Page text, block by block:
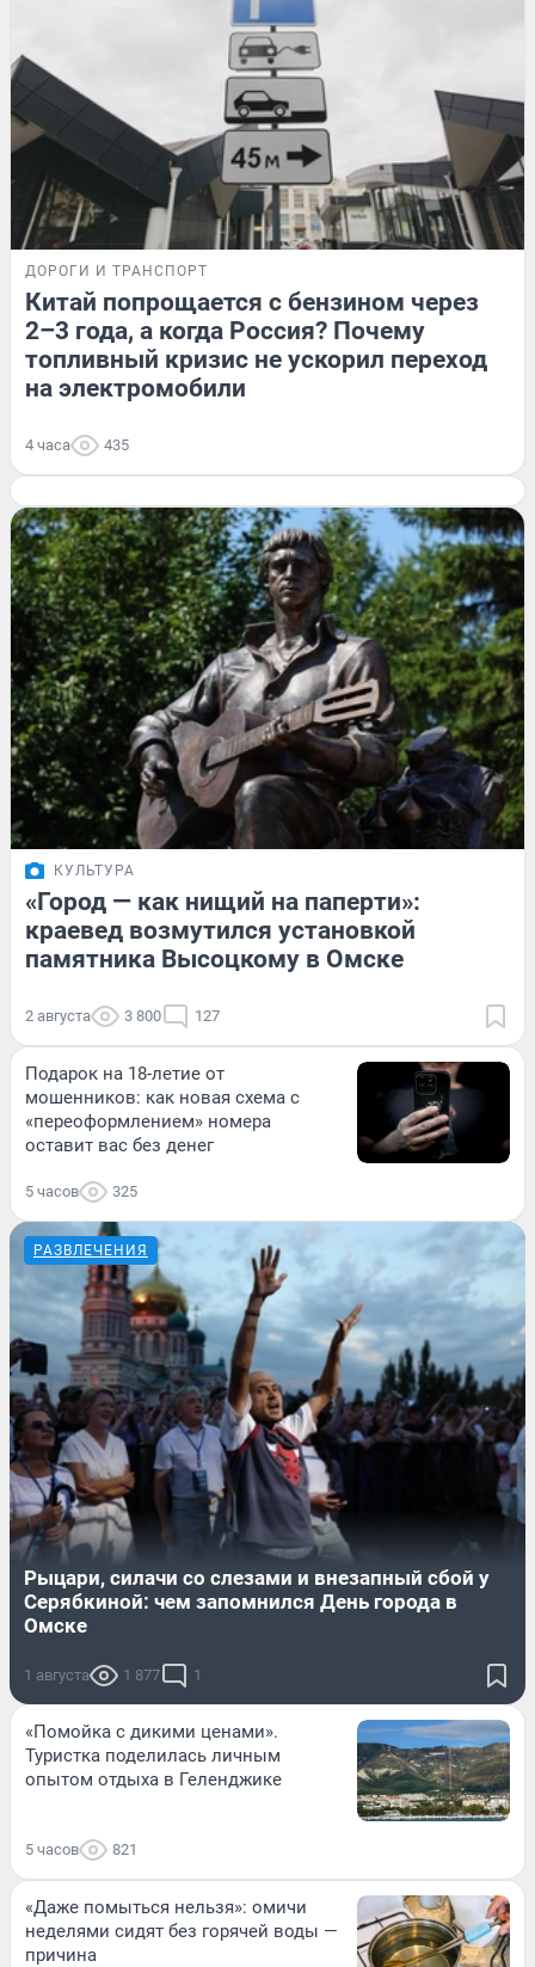
ДОРОГИ И ТРАНСПОРТ
Китай попрощается с бензином через
2–3 года, а когда Россия? Почему
топливный кризис не ускорил переход
на электромобили
4 часа 435
КУЛЬТУРА
«Город — как нищий на паперти»:
краевед возмутился установкой
памятника Высоцкому в Омске
2 августа 3 800 127
Подарок на 18-летие от
мошенников: как новая схема с
«переоформлением» номера
оставит вас без денег
5 часов 325
РАЗВЛЕЧЕНИЯ
Рыцари, силачи со слезами и внезапный сбой у
Серябкиной: чем запомнился День города в
Омске
1 августа 1 877 1
«Помойка с дикими ценами».
Туристка поделилась личным
опытом отдыха в Геленджике
5 часов 821
«Даже помыться нельзя»: омичи
неделями сидят без горячей воды —
причина